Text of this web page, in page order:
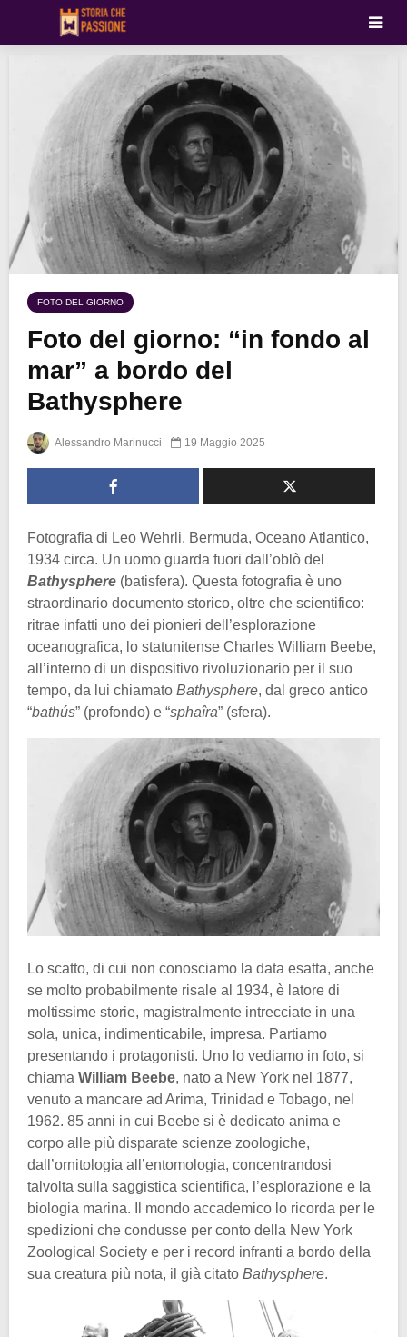
FOTO DEL GIORNO
Foto del giorno: “in fondo al
mar” a bordo del
Bathysphere
Alessandro Marinucci 19 Maggio 2025
Fotografia di Leo Wehrli, Bermuda, Oceano Atlantico,
1934 circa. Un uomo guarda fuori dall’oblò del
Bathysphere (batisfera). Questa fotografia è uno
straordinario documento storico, oltre che scientifico:
ritrae infatti uno dei pionieri dell’esplorazione
oceanografica, lo statunitense Charles William Beebe,
all’interno di un dispositivo rivoluzionario per il suo
tempo, da lui chiamato Bathysphere, dal greco antico
“bathús” (profondo) e “sphaîra” (sfera).
Lo scatto, di cui non conosciamo la data esatta, anche
se molto probabilmente risale al 1934, è latore di
moltissime storie, magistralmente intrecciate in una
sola, unica, indimenticabile, impresa. Partiamo
presentando i protagonisti. Uno lo vediamo in foto, si
chiama William Beebe, nato a New York nel 1877,
venuto a mancare ad Arima, Trinidad e Tobago, nel
1962. 85 anni in cui Beebe si è dedicato anima e
corpo alle più disparate scienze zoologiche,
dall’ornitologia all’entomologia, concentrandosi
talvolta sulla saggistica scientifica, l’esplorazione e la
biologia marina. Il mondo accademico lo ricorda per le
spedizioni che condusse per conto della New York
Zoological Society e per i record infranti a bordo della
sua creatura più nota, il già citato Bathysphere.